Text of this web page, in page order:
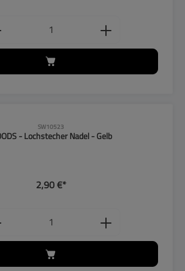
Anzahl: Gib den
SW10523
- Lochstecher Nadel - Gelb
2,90 €*
Anzahl: Gib den